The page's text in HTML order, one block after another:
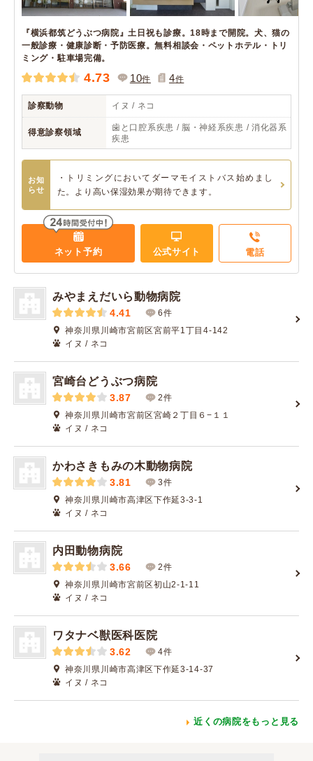
『横浜都筑どうぶつ病院』土日祝も診療。18時まで開院。犬、猫の
一般診療・健康診断・予防医療。無料相談会・ペットホテル・トリ
ミング・駐車場完備。
4.73 10件 4件
診察動物 イヌ / ネコ
得意診察領域
歯と口腔系疾患 / 脳・神経系疾患 / 消化器系
疾患
お知
らせ
・トリミングにおいてダーマモイストバス始めまし
た。より高い保湿効果が期待できます。
ネット予約 公式サイト 電話
みやまえだいら動物病院
4.41
6件
神奈川県川崎市宮前区宮前平1丁目4-142
イヌ / ネコ
宮崎台どうぶつ病院
3.87
2件
神奈川県川崎市宮前区宮崎２丁目６−１１
イヌ / ネコ
かわさきもみの木動物病院
3.81
3件
神奈川県川崎市高津区下作延3-3-1
イヌ / ネコ
内田動物病院
3.66
2件
神奈川県川崎市宮前区初山2-1-11
イヌ / ネコ
ワタナベ獣医科医院
3.62
4件
神奈川県川崎市高津区下作延3-14-37
イヌ / ネコ
近くの病院をもっと見る